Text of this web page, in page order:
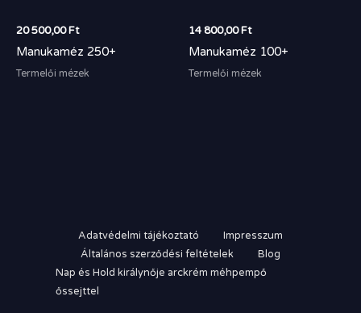
20 500,00Ft
Manukaméz 250+
Termelői mézek
14 800,00Ft
Manukaméz 100+
Termelői mézek
Adatvédelmi tájékoztató
Impresszum
Általános szerződési feltételek
Blog
Nap és Hold királynője arckrém méhpempő
őssejttel